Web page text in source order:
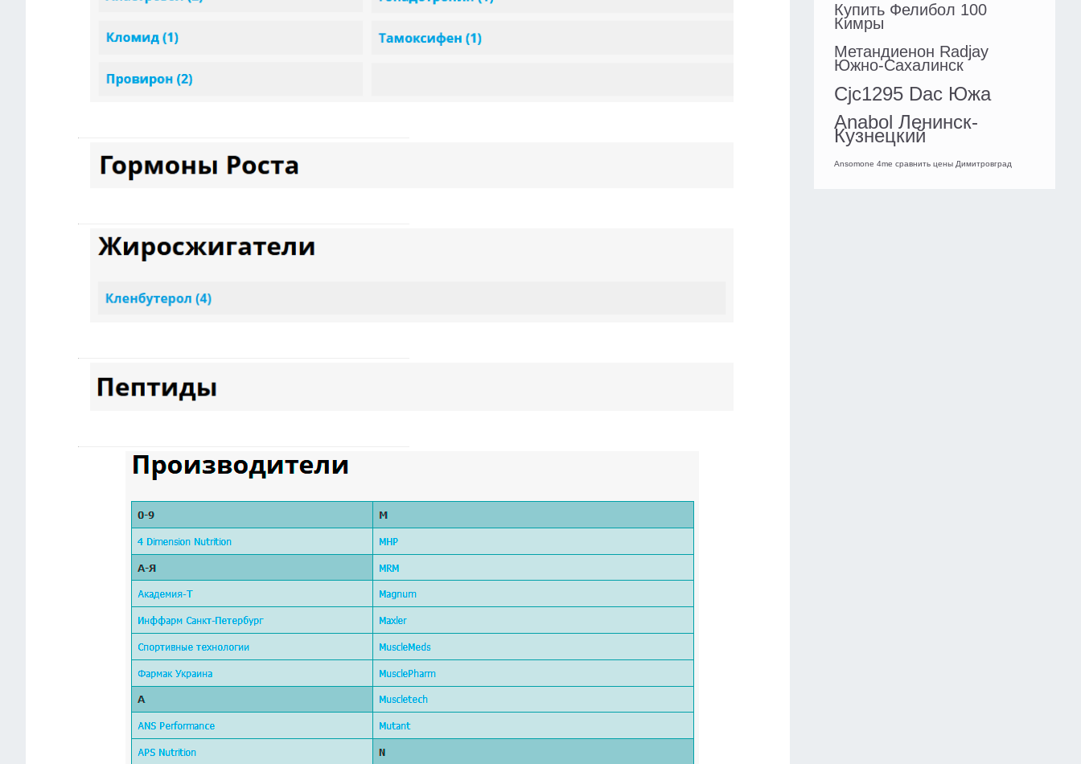
Купить Фелибол 100
Кимры
Метандиенон Radjay
Южно-Сахалинск
Cjc1295 Dac Южа
Anabol Ленинск-
Кузнецкий
Ansomone 4me сравнить цены Димитровград